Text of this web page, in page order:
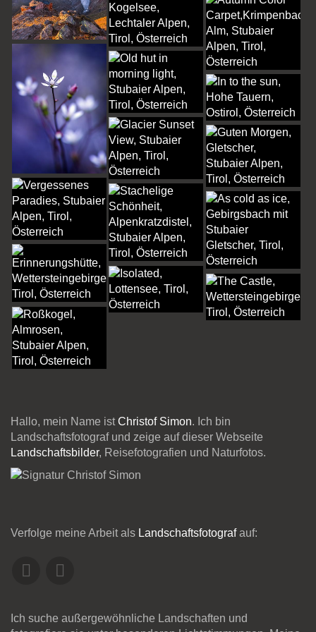
Hallo, mein Name istChristof Simon. Ich bin
Landschaftsfotograf und zeige auf dieser Webseite
Landschaftsbilder, Reisefotografien und Naturfotos.
Verfolge meine Arbeit als Landschaftsfotografauf:
Ich suche außergewöhnliche Landschaften und